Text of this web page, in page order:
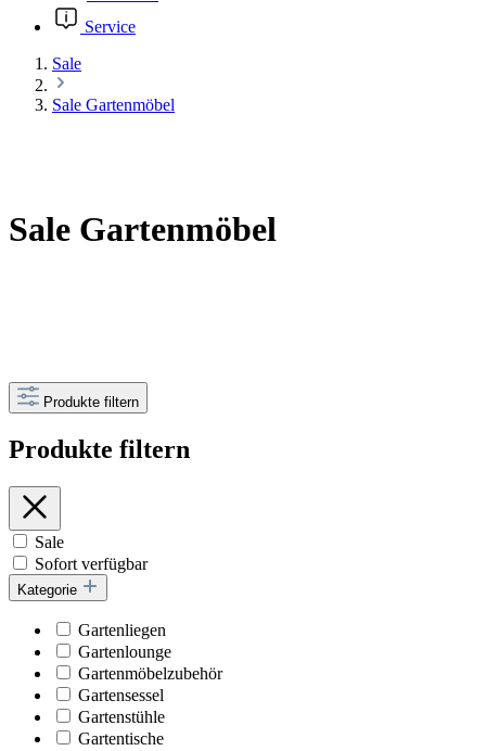
Service
Sale
Sale Gartenmöbel
Sale Gartenmöbel
Produkte filtern
Produkte filtern
Sale
Sofort verfügbar
Kategorie
Gartenliegen
Gartenlounge
Gartenmöbelzubehör
Gartensessel
Gartenstühle
Gartentische